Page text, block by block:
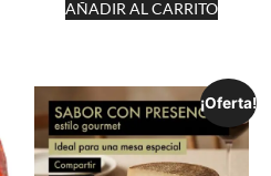
AÑADIR AL CARRITO
¡Oferta!